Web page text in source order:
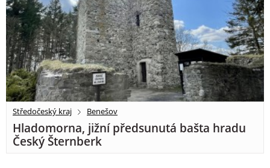
Středočeský kraj Benešov
Hladomorna, jižní předsunutá bašta hradu
Český Šternberk